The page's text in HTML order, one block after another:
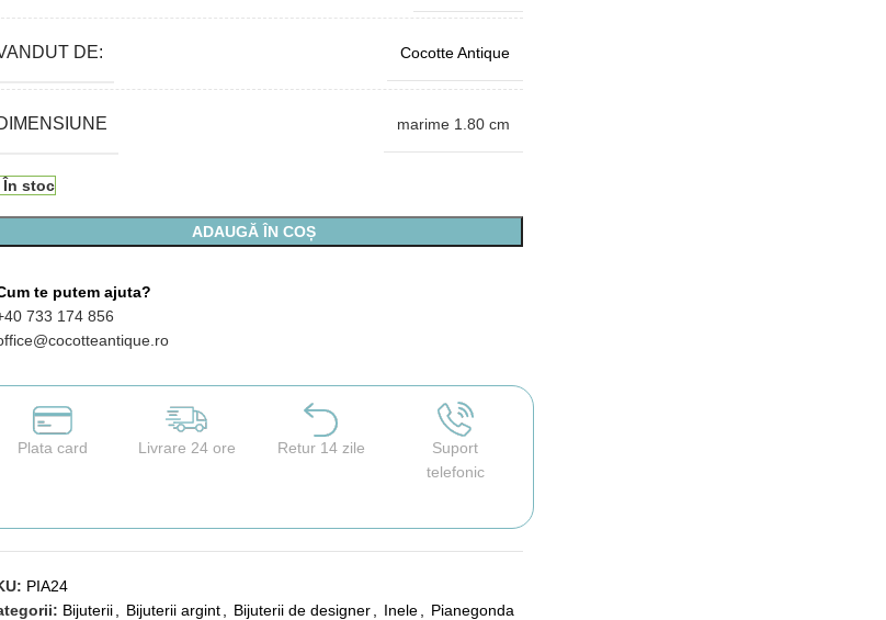
DE: Cocotte Antique
marime 1.80 cm
În stoc
ADAUGĂ ÎN COȘ
te putem ajuta?
733 174 856
Plata card Livrare 24 ore Retur 14 zile
Suport
telefonic
PIA24
Bijuterii Bijuterii argint Bijuterii de designer Inele Pianegonda